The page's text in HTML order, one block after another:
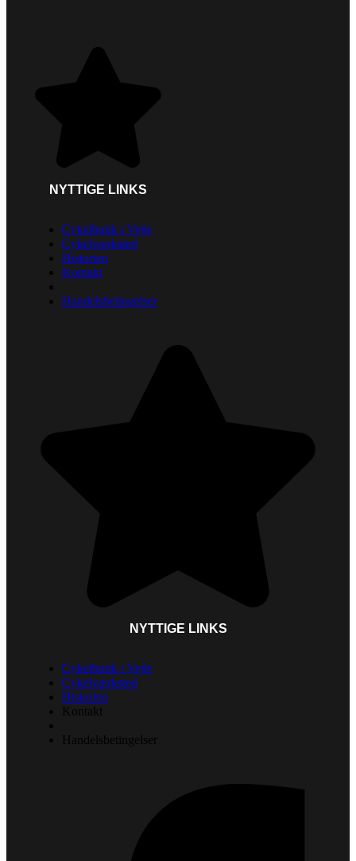
NYTTIGE LINKS
Cykelbutik i Vejle
Cykelværksted
Historien
Kontakt
Handelsbetingelser
NYTTIGE LINKS
Cykelbutik i Vejle
Cykelværksted
Historien
Kontakt
Handelsbetingelser